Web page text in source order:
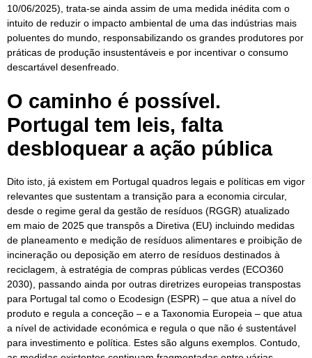
10/06/2025), trata-se ainda assim de uma medida inédita com o
intuito de reduzir o impacto ambiental de uma das indústrias mais
poluentes do mundo, responsabilizando os grandes produtores por
práticas de produção insustentáveis e por incentivar o consumo
descartável desenfreado.
O caminho é possível.
Portugal tem leis, falta
desbloquear a ação pública
Dito isto, já existem em Portugal quadros legais e políticas em vigor
relevantes que sustentam a transição para a economia circular,
desde o regime geral da gestão de resíduos (RGGR) atualizado
em maio de 2025 que transpôs a Diretiva (EU) incluindo medidas
de planeamento e medição de resíduos alimentares e proibição de
incineração ou deposição em aterro de resíduos destinados à
reciclagem, à estratégia de compras públicas verdes (ECO360
2030), passando ainda por outras diretrizes europeias transpostas
para Portugal tal como o Ecodesign (ESPR) – que atua a nível do
produto e regula a conceção – e a Taxonomia Europeia – que atua
a nível de actividade económica e regula o que não é sustentável
para investimento e política. Estes são alguns exemplos. Contudo,